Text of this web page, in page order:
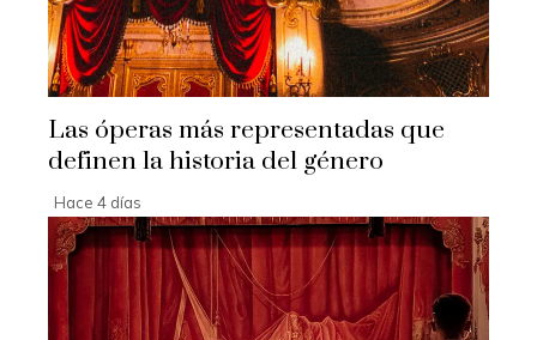
Las óperas más representadas que
definen la historia del género
Hace 4 días